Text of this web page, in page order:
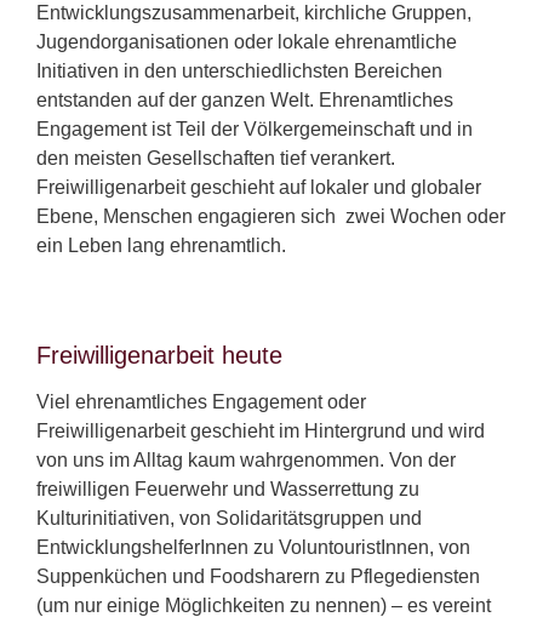
Entwicklungszusammenarbeit, kirchliche Gruppen,
Jugendorganisationen oder lokale ehrenamtliche
Initiativen in den unterschiedlichsten Bereichen
entstanden auf der ganzen Welt. Ehrenamtliches
Engagement ist Teil der Völkergemeinschaft und in
den meisten Gesellschaften tief verankert.
Freiwilligenarbeit geschieht auf lokaler und globaler
Ebene, Menschen engagieren sich zwei Wochen oder
ein Leben lang ehrenamtlich.
Freiwilligenarbeit heute
Viel ehrenamtliches Engagement oder
Freiwilligenarbeit geschieht im Hintergrund und wird
von uns im Alltag kaum wahrgenommen. Von der
freiwilligen Feuerwehr und Wasserrettung zu
Kulturinitiativen, von Solidaritätsgruppen und
EntwicklungshelferInnen zu VoluntouristInnen, von
Suppenküchen und Foodsharern zu Pflegediensten
(um nur einige Möglichkeiten zu nennen) – es vereint